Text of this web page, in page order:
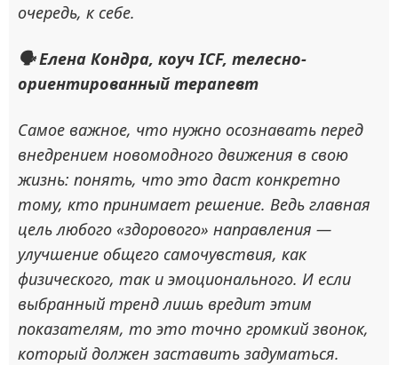
очередь, к себе.
🗣 Елена Кондра, коуч ICF, телесно-
ориентированный терапевт
Самое важное, что нужно осознавать перед
внедрением новомодного движения в свою
жизнь: понять, что это даст конкретно
тому, кто принимает решение. Ведь главная
цель любого «здорового» направления —
улучшение общего самочувствия, как
физического, так и эмоционального. И если
выбранный тренд лишь вредит этим
показателям, то это точно громкий звонок,
который должен заставить задуматься.